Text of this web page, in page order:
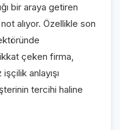
bir araya getiren
alıyor. Özellikle son
çeken firma,
anlayışı
tercihi haline